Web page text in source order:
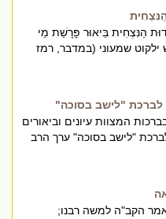
הַנִּצְחִית בֵּיאוּר פָּרָשַׁת מֵי
שמעוני (במדבר, רמז
"לישב בסוכה"
המצוות עיונים וביאורים
"לישב בסוכה" ערך הרב
הקב"ה למשה רבנו;